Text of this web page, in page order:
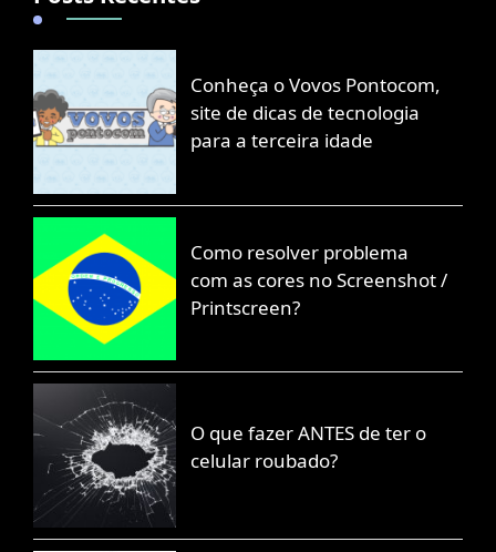
Conheça o Vovos Pontocom,
site de dicas de tecnologia
para a terceira idade
Como resolver problema
com as cores no Screenshot /
Printscreen?
O que fazer ANTES de ter o
celular roubado?